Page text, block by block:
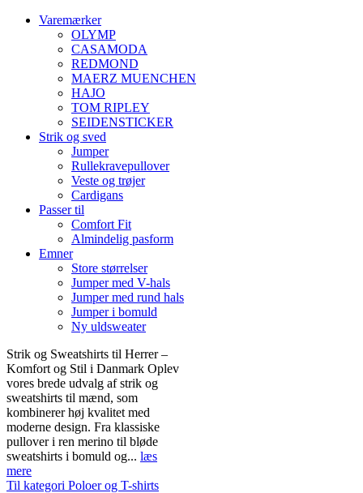
Varemærker
OLYMP
CASAMODA
REDMOND
MAERZ MUENCHEN
HAJO
TOM RIPLEY
SEIDENSTICKER
Strik og sved
Jumper
Rullekravepullover
Veste og trøjer
Cardigans
Passer til
Comfort Fit
Almindelig pasform
Emner
Store størrelser
Jumper med V-hals
Jumper med rund hals
Jumper i bomuld
Ny uldsweater
Strik og Sweatshirts til Herrer –
Komfort og Stil i Danmark Oplev
vores brede udvalg af strik og
sweatshirts til mænd, som
kombinerer høj kvalitet med
moderne design. Fra klassiske
pullover i ren merino til bløde
sweatshirts i bomuld og... læs
mere
Til kategori Poloer og T-shirts